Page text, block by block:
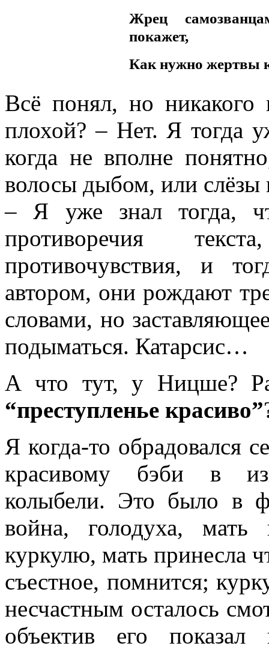
Жрец
покажет,
Как нужно жертвы
Всё понял, но никакого
плохой? – Нет. Я тогда
когда не вполне
волосы дыбом, или слёзы
– Я уже знал тогда,
противоречия
противочувствия, и
автором, они рождают
словами, но
подыматься. Катарсис…
А что тут, у Ницше?
“преступленье красиво”
Я когда-то обрадовался
красивому бэби в
колыбели. Это было в
война, голодуха,
куркулю, мать принесла
съестное, помнится;
несчастным осталось
объектив его